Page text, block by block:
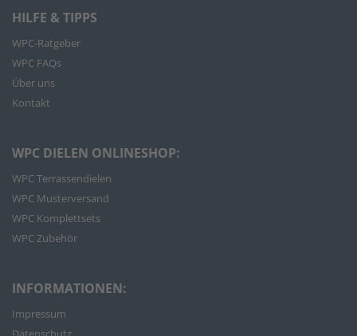
HILFE & TIPPS
WPC-Ratgeber
WPC FAQs
Über uns
Kontakt
WPC DIELEN ONLINESHOP:
WPC Terrassendielen
WPC Musterversand
WPC Komplettsets
WPC Zubehör
INFORMATIONEN:
Impressum